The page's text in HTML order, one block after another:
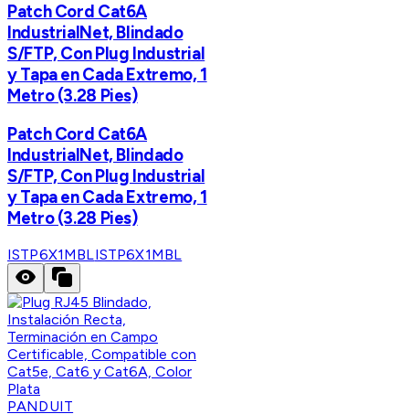
Patch Cord Cat6A
IndustrialNet, Blindado
S/FTP, Con Plug Industrial
y Tapa en Cada Extremo, 1
Metro (3.28 Pies)
Patch Cord Cat6A
IndustrialNet, Blindado
S/FTP, Con Plug Industrial
y Tapa en Cada Extremo, 1
Metro (3.28 Pies)
ISTP6X1MBLISTP6X1MBL
PANDUIT